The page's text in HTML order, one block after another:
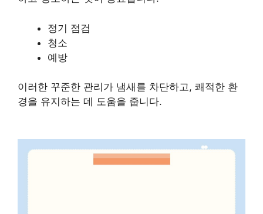
정기 점검
청소
예방
이러한 꾸준한 관리가 냄새를 차단하고, 쾌적한 환
경을 유지하는 데 도움을 줍니다.